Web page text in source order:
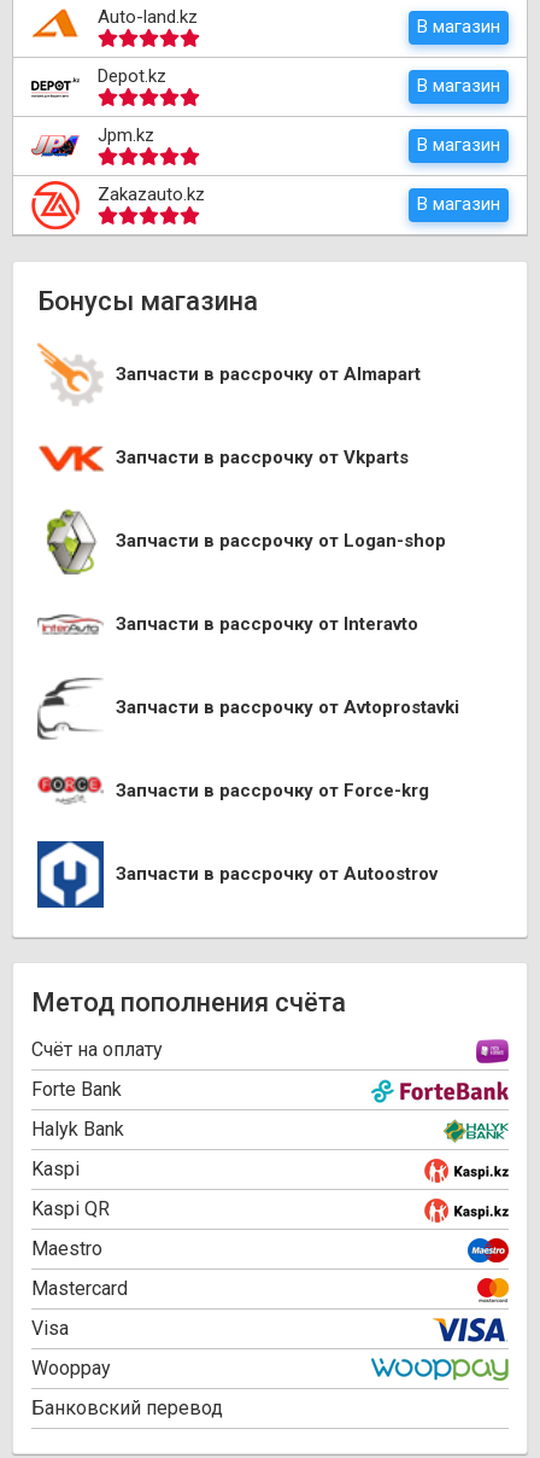
Auto-land.kz В магазин
Depot.kz В магазин
Jpm.kz В магазин
Zakazauto.kz В магазин
Бонусы магазина
Запчасти в рассрочку от Almapart
Запчасти в рассрочку от Vkparts
Запчасти в рассрочку от Logan-shop
Запчасти в рассрочку от Interavto
Запчасти в рассрочку от Avtoprostavki
Запчасти в рассрочку от Force-krg
Запчасти в рассрочку от Autoostrov
Метод пополнения счёта
Cчёт на оплату
Forte Bank
Halyk Bank
Kaspi
Kaspi QR
Maestro
Mastercard
Visa
Wooppay
Банковский перевод